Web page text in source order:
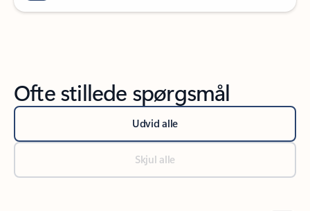
Ofte stillede spørgsmål
Udvid alle
Skjul alle